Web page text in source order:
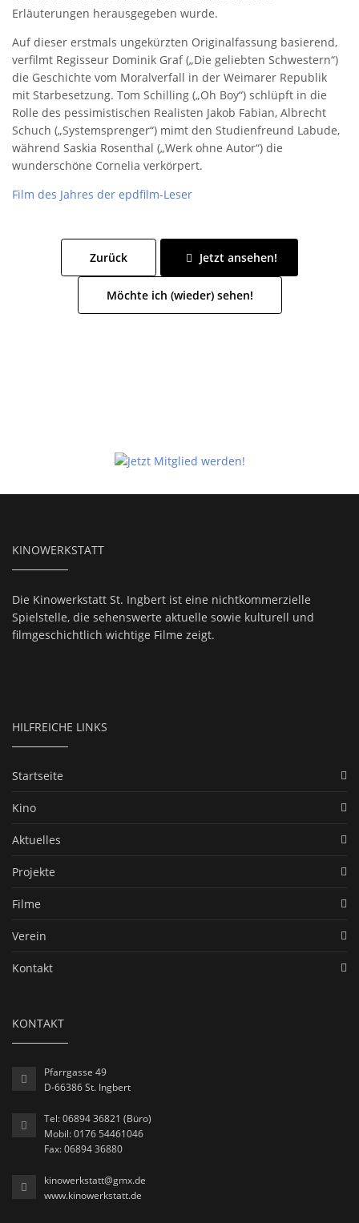
Erläuterungen herausgegeben wurde.
Auf dieser erstmals ungekürzten Originalfassung basierend,
verfilmt Regisseur Dominik Graf („Die geliebten Schwestern“)
die Geschichte vom Moralverfall in der Weimarer Republik
mit Starbesetzung. Tom Schilling („Oh Boy“) schlüpft in die
Rolle des pessimistischen Realisten Jakob Fabian, Albrecht
Schuch („Systemsprenger“) mimt den Studienfreund Labude,
während Saskia Rosenthal („Werk ohne Autor“) die
wunderschöne Cornelia verkörpert.
Film des Jahres der epdfilm-Leser
Zurück Jetzt ansehen!
Möchte ich (wieder) sehen!
KINOWERKSTATT
Die Kinowerkstatt St. Ingbert ist eine nichtkommerzielle
Spielstelle, die sehenswerte aktuelle sowie kulturell und
filmgeschichtlich wichtige Filme zeigt.
HILFREICHE LINKS
Startseite
Kino
Aktuelles
Projekte
Filme
Verein
Kontakt
KONTAKT
Pfarrgasse 49
D-66386 St. Ingbert
Tel: 06894 36821 (Büro)
Mobil: 0176 54461046
Fax: 06894 36880
kinowerkstatt@gmx.de
www.kinowerkstatt.de